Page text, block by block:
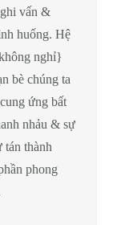
vấn &
huống. Hệ
nghỉ}
bè chúng ta
ứng bất
nhảu & sự
tán thành
phong